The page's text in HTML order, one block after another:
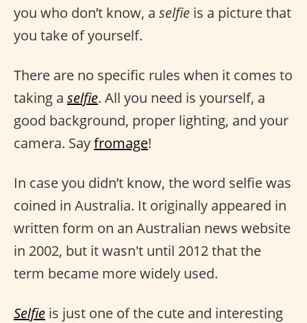
you who don’t know, a selfie is a picture that
you take of yourself.
There are no specific rules when it comes to
taking a selfie. All you need is yourself, a
good background, proper lighting, and your
camera. Sayfromage!
In case you didn’t know, the word selfie was
coined in Australia. It originally appeared in
written form on an Australian news website
in 2002, but it wasn't until 2012 that the
term became more widely used.
Selfie is just one of the cute and interesting